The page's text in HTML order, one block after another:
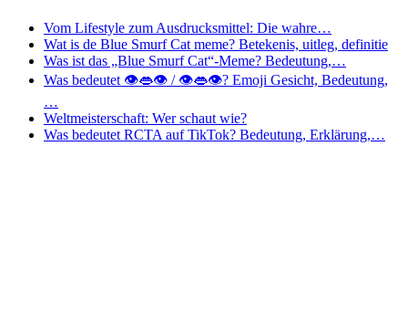
Vom Lifestyle zum Ausdrucksmittel: Die wahre…
Wat is de Blue Smurf Cat meme? Betekenis, uitleg, definitie
Was ist das „Blue Smurf Cat“-Meme? Bedeutung,…
Was bedeutet 👁👄👁 / 👁️👄👁️? Emoji Gesicht, Bedeutung,
…
Weltmeisterschaft: Wer schaut wie?
Was bedeutet RCTA auf TikTok? Bedeutung, Erklärung,…